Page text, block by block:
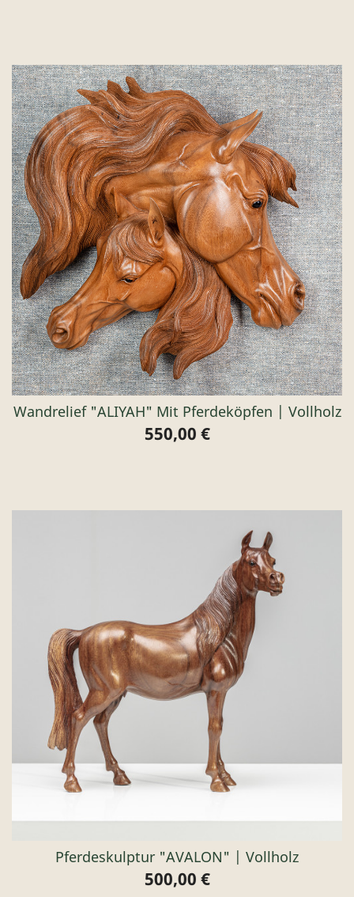
Wandrelief "ALIYAH" Mit Pferdeköpfen | Vollholz
Preis
550,00 €
Pferdeskulptur "AVALON" | Vollholz
Preis
500,00 €